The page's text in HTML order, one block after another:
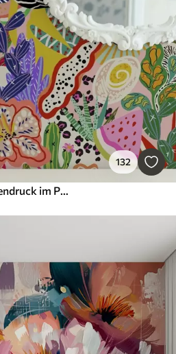
132
Tapeten Abstrakter Blumendruck im Pop-Art-Stil